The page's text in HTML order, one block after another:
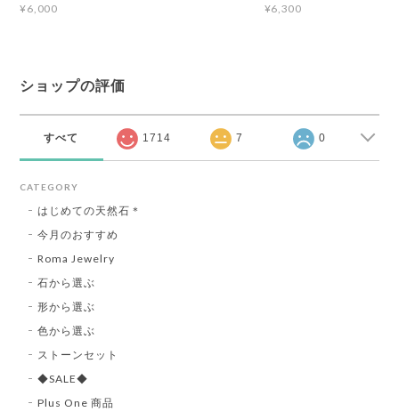
¥6,000
¥6,300
ショップの評価
すべて 1714 7 0
CATEGORY
はじめての天然石＊
今月のおすすめ
Roma Jewelry
石から選ぶ
形から選ぶ
色から選ぶ
ストーンセット
◆SALE◆
Plus One 商品